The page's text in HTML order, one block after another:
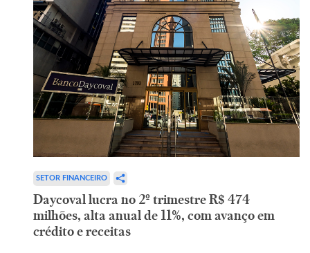
SETOR FINANCEIRO
Daycoval lucra no 2º trimestre R$ 474
milhões, alta anual de 11%, com avanço em
crédito e receitas